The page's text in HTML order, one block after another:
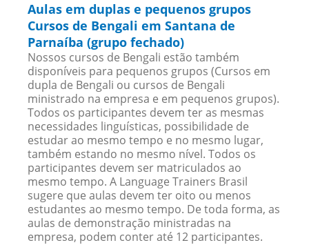
Aulas em duplas e pequenos grupos
Cursos de Bengali em Santana de
Parnaíba (grupo fechado)
Nossos cursos de Bengali estão também
disponíveis para pequenos grupos (Cursos em
dupla de Bengali ou cursos de Bengali
ministrado na empresa e em pequenos grupos).
Todos os participantes devem ter as mesmas
necessidades linguísticas, possibilidade de
estudar ao mesmo tempo e no mesmo lugar,
também estando no mesmo nível. Todos os
participantes devem ser matriculados ao
mesmo tempo. A Language Trainers Brasil
sugere que aulas devem ter oito ou menos
estudantes ao mesmo tempo. De toda forma, as
aulas de demonstração ministradas na
empresa, podem conter até 12 participantes.